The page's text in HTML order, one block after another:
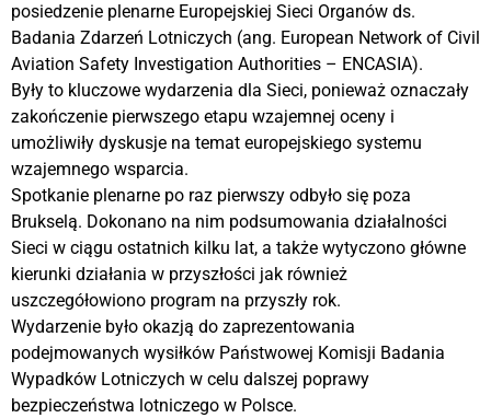
posiedzenie plenarne Europejskiej Sieci Organów ds.
Badania Zdarzeń Lotniczych (ang. European Network of Civil
Aviation Safety Investigation Authorities – ENCASIA).
Były to kluczowe wydarzenia dla Sieci, ponieważ oznaczały
zakończenie pierwszego etapu wzajemnej oceny i
umożliwiły dyskusje na temat europejskiego systemu
wzajemnego wsparcia.
Spotkanie plenarne po raz pierwszy odbyło się poza
Brukselą. Dokonano na nim podsumowania działalności
Sieci w ciągu ostatnich kilku lat, a także wytyczono główne
kierunki działania w przyszłości jak również
uszczegółowiono program na przyszły rok.
Wydarzenie było okazją do zaprezentowania
podejmowanych wysiłków Państwowej Komisji Badania
Wypadków Lotniczych w celu dalszej poprawy
bezpieczeństwa lotniczego w Polsce.